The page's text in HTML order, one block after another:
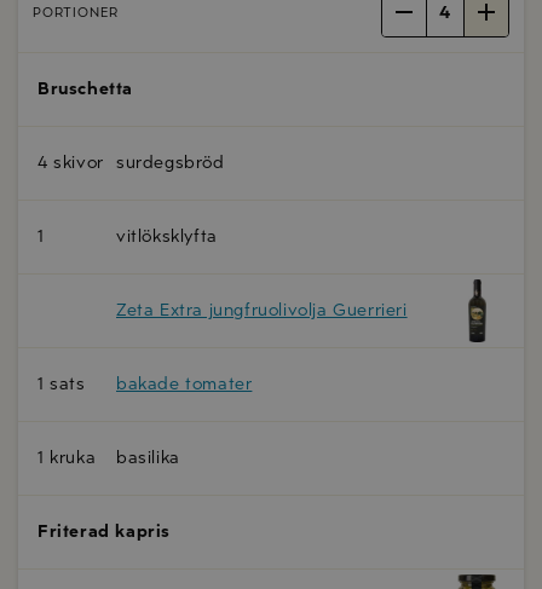
PORTIONER 4
Bruschetta
4 skivor surdegsbröd
1 vitlöksklyfta
Zeta Extra jungfruolivolja Guerrieri
1 sats bakade tomater
1 kruka basilika
Friterad kapris